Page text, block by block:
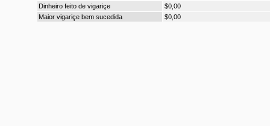
Dinheiro feito de vigariçe
$0,00
Maior vigariçe bem sucedida
$0,00